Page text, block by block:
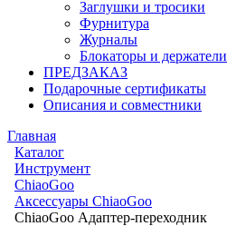
Заглушки и тросики
Фурнитура
Журналы
Блокаторы и держатели
ПРЕДЗАКАЗ
Подарочные сертификаты
Описания и совместники
Главная
Каталог
Инструмент
ChiaoGoo
Аксессуары ChiaoGoo
ChiaoGoo Адаптер-переходник